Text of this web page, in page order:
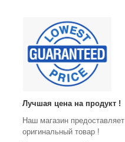
Лучшая цена на продукт !
Наш магазин
оригинальный товар !